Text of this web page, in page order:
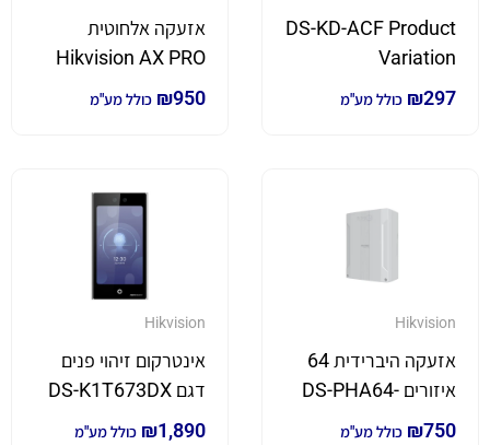
DS-KD-ACF Product
Variation
₪297 כולל מע"מ
אזעקה אלחוטית
Hikvision AX PRO
₪950 כולל מע"מ
Hikvision
אזעקה היברידית 64
איזורים DS-PHA64-
LP
₪750 כולל מע"מ
Hikvision
אינטרקום זיהוי פנים
דגם DS-K1T673DX
₪1,890 כולל מע"מ